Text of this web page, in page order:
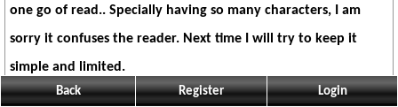
one go of read.. Specially having so many characters, I am
sorry it confuses the reader. Next time I will try to keep it
simple and limited.
Back Register Login